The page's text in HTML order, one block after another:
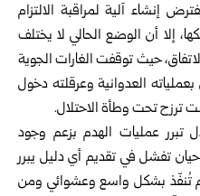
إنشاء آلية لمراقبة الالتزام
إلا أن الوضع الحالي لا يختلف
حيث توقفت الغارات الجوية
العدوانية وعرقلته دخول
ترزح تحت وطأة الاحتلال.
تبرر عمليات الهدم بزعم وجود
تفشل في تقديم أي دليل يبرر
تُنفّذ بشكل واسع وعشوائي ومن